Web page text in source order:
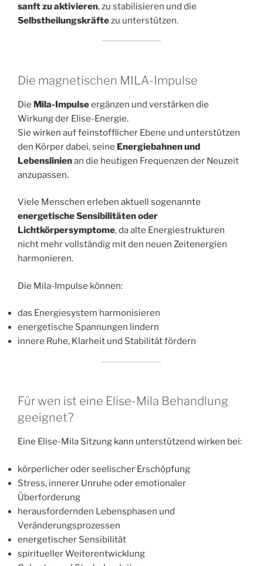
sanft zu aktivieren, zu stabilisieren und die
Selbstheilungskräftezu unterstützen.
Die magnetischen MILA-Impulse
Die Mila-Impulseergänzen und verstärken die
Wirkung der Elise-Energie.
Sie wirken auf feinstofflicher Ebene und unterstützen
den Körper dabei, seine Energiebahnen und
Lebenslinienan die heutigen Frequenzen der Neuzeit
anzupassen.
Viele Menschen erleben aktuell sogenannte
energetische Sensibilitäten oder
Lichtkörpersymptome, da alte Energiestrukturen
nicht mehr vollständig mit den neuen Zeitenergien
harmonieren.
Die Mila-Impulse können:
das Energiesystem harmonisieren
energetische Spannungen lindern
innere Ruhe, Klarheit und Stabilität fördern
Für wen ist eine Elise-Mila Behandlung
geeignet?
Eine Elise-Mila Sitzung kann unterstützend wirken bei:
körperlicher oder seelischer Erschöpfung
Stress, innerer Unruhe oder emotionaler
Überforderung
herausfordernden Lebensphasen und
Veränderungsprozessen
energetischer Sensibilität
spiritueller Weiterentwicklung